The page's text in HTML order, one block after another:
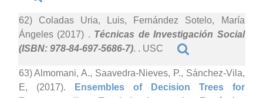
62) Coladas Uria, Luis, Fernández Sotelo, María
Ángeles (2017) . Técnicas de Investigación Social
(ISBN: 978-84-697-5686-7). . USC
63) Almomani, A., Saavedra-Nieves, P., Sánchez-Vila,
E, (2017).
Ensembles of Decision Trees for